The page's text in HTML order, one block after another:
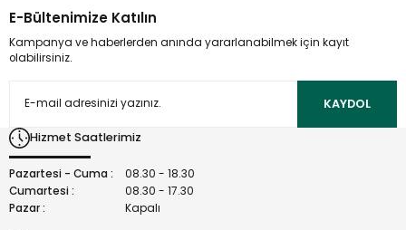
kullanarak tarafımıza iletebilirsiniz.
Görüş ve önerileriniz için teşekkür ederiz.
Ürün açıklamasında eksik bilgiler bulunuyor.
Bu ürüne benzer farklı alternatifler olmalı.
E-Bültenimize Katılın
Kampanya ve haberlerden anında yararlanabilmek için kayıt
olabilirsiniz.
KAYDOL
Hizmet Saatlerimiz
Pazartesi - Cuma :
08.30 - 18.30
Cumartesi :
08.30 - 17.30
Pazar :
Kapalı